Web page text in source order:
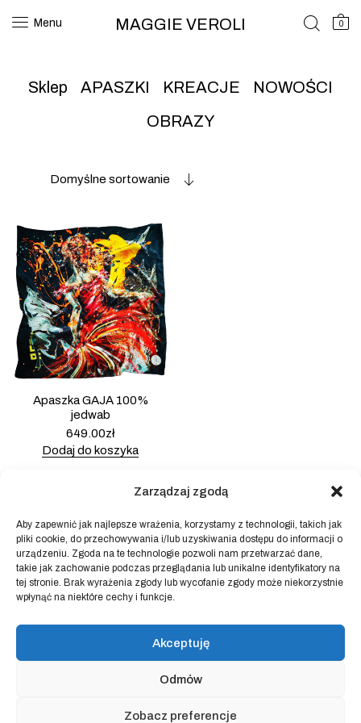
Zarządzaj zgodą
Aby zapewnić jak najlepsze wrażenia, korzystamy z technologii, takich jak
pliki cookie, do przechowywania i/lub uzyskiwania dostępu do informacji o
urządzeniu. Zgoda na te technologie pozwoli nam przetwarzać dane,
takie jak zachowanie podczas przeglądania lub unikalne identyfikatory na
tej stronie. Brak wyrażenia zgody lub wycofanie zgody może niekorzystnie
wpłynąć na niektóre cechy i funkcje.
Akceptuję
Odmów
Zobacz preferencje
Menu MAGGIE VEROLI 0
Sklep APASZKI KREACJE
NOWOŚCI
OBRAZY
Domyślne sortowanie
Apaszka GAJA 100%
jedwab
649.00zł
Dodaj do koszyka
Powered byBlock Shop.
sklep
blog
kontakt
Regulamin sklepu internetowego